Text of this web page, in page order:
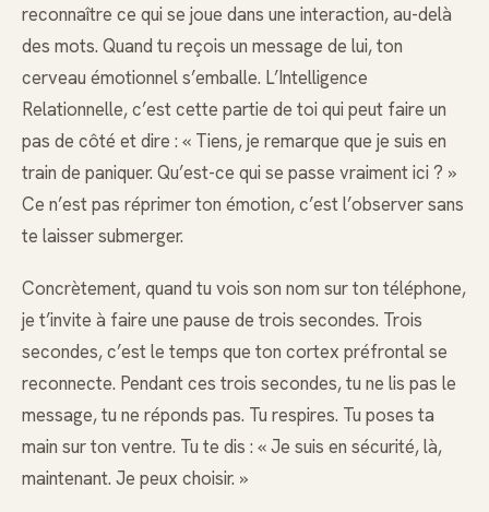
reconnaître ce qui se joue dans une interaction, au-delà
des mots. Quand tu reçois un message de lui, ton
cerveau émotionnel s’emballe. L’Intelligence
Relationnelle, c’est cette partie de toi qui peut faire un
pas de côté et dire : « Tiens, je remarque que je suis en
train de paniquer. Qu’est-ce qui se passe vraiment ici ? »
Ce n’est pas réprimer ton émotion, c’est l’observer sans
te laisser submerger.
Concrètement, quand tu vois son nom sur ton téléphone,
je t’invite à faire une pause de trois secondes. Trois
secondes, c’est le temps que ton cortex préfrontal se
reconnecte. Pendant ces trois secondes, tu ne lis pas le
message, tu ne réponds pas. Tu respires. Tu poses ta
main sur ton ventre. Tu te dis : « Je suis en sécurité, là,
maintenant. Je peux choisir. »